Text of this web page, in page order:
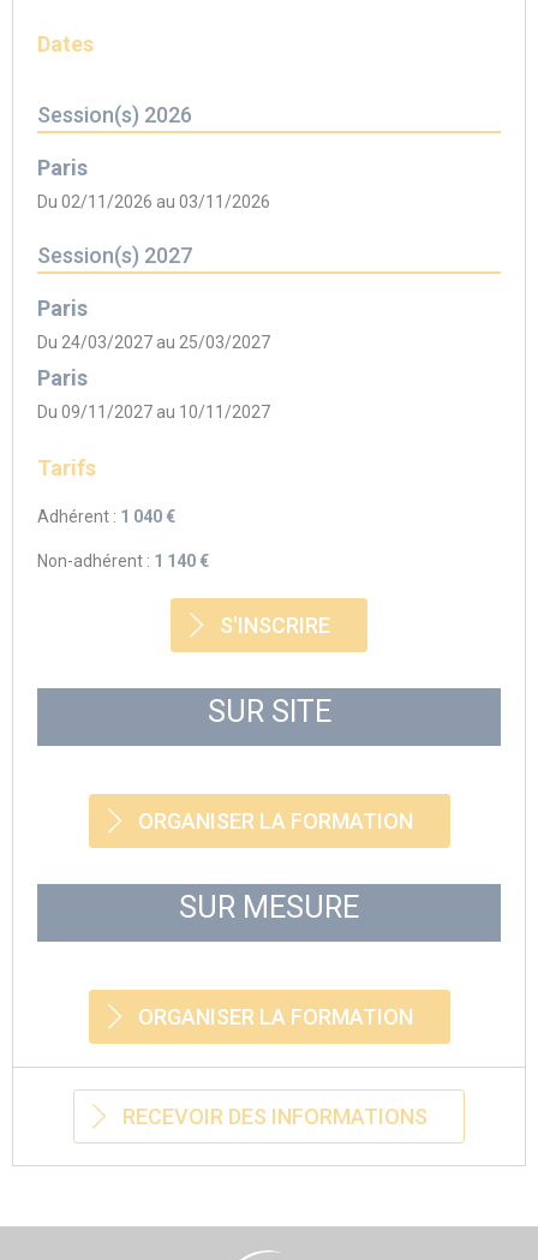
Dates
Session(s) 2026
Paris
Du 02/11/2026 au 03/11/2026
Session(s) 2027
Paris
Du 24/03/2027 au 25/03/2027
Paris
Du 09/11/2027 au 10/11/2027
Tarifs
Adhérent : 1 040 €
Non-adhérent : 1 140 €
S'INSCRIRE
SUR SITE
ORGANISER LA FORMATION
SUR MESURE
ORGANISER LA FORMATION
RECEVOIR DES INFORMATIONS